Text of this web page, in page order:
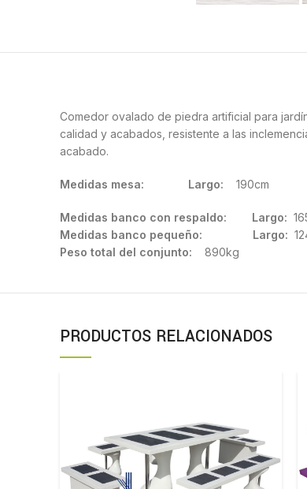
Comedor ovalado de piedra artificial para
calidad y acabados, resistente a las
acabado.
Medidas mesa: Largo: 190cm
Medidas banco con respaldo: Largo:
Medidas banco pequeño: Largo:
Peso total del conjunto: 890kg
PRODUCTOS RELACIONADOS